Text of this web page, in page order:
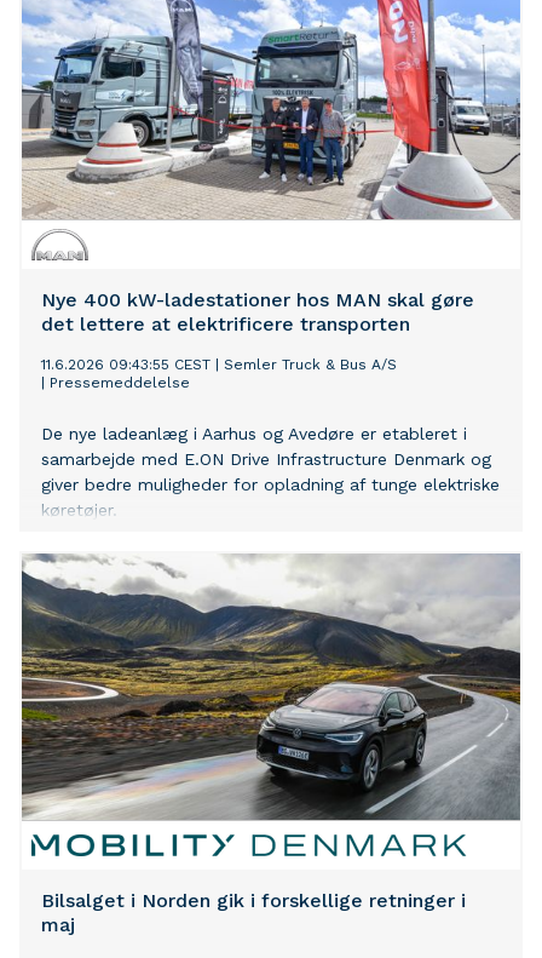
Nye 400 kW-ladestationer hos MAN skal gøre
det lettere at elektrificere transporten
11.6.2026 09:43:55 CEST
Semler Truck & Bus A/S
Pressemeddelelse
De nye ladeanlæg i Aarhus og Avedøre er etableret i
samarbejde med E.ON Drive Infrastructure Denmark og
giver bedre muligheder for opladning af tunge elektriske
køretøjer.
Bilsalget i Norden gik i forskellige retninger i
maj